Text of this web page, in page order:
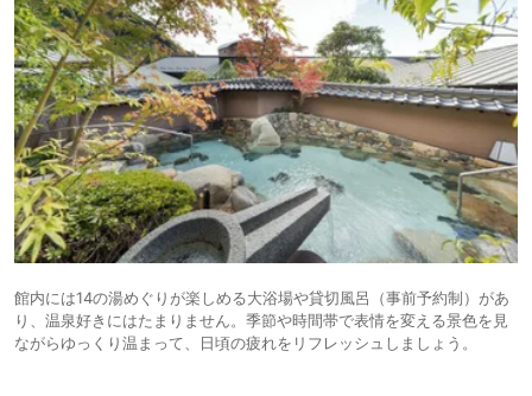
館内には14の湯めぐりが楽しめる大浴場や貸切風呂（事前予約制）があ
り、温泉好きにはたまりません。季節や時間帯で表情を変える景色を見
ながらゆっくり温まって、日頃の疲れをリフレッシュしましょう。